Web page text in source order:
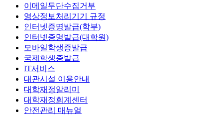
이메일무단수집거부
영상정보처리기기 규정
인터넷증명발급(학부)
인터넷증명발급(대학원)
모바일학생증발급
국제학생증발급
IT서비스
대관시설 이용안내
대학재정알리미
대학재정회계센터
안전관리 매뉴얼